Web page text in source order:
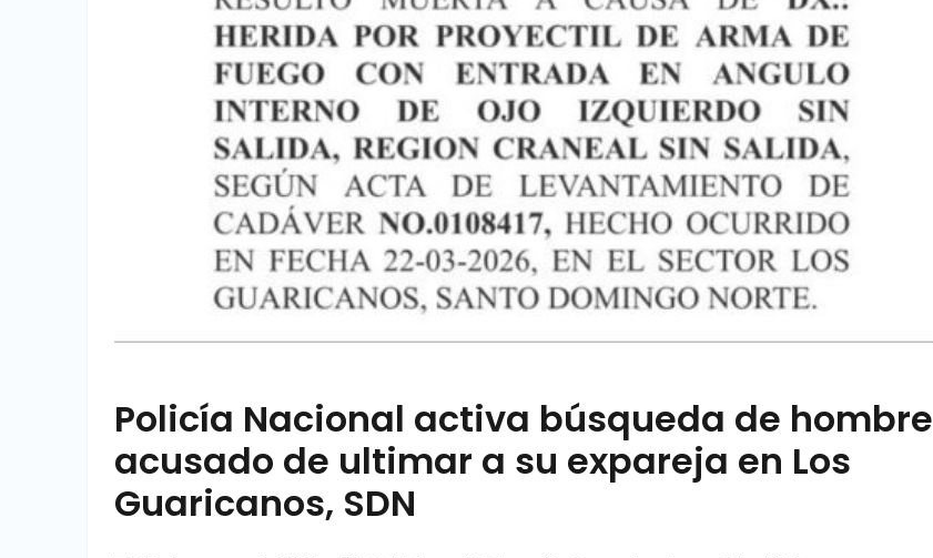
Policía Nacional activa búsqueda de hombre
acusado de ultimar a su expareja en Los
Guaricanos, SDN